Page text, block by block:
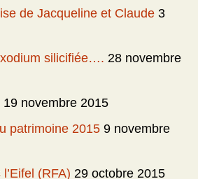
de Jacqueline et Claude 3
silicifiée…. 28 novembre
19 novembre 2015
patrimoine 2015 9 novembre
(RFA) 29 octobre 2015